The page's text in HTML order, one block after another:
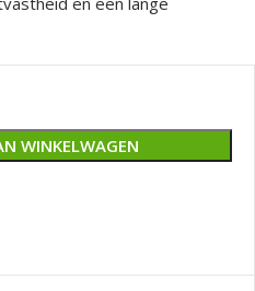
WINKELWAGEN